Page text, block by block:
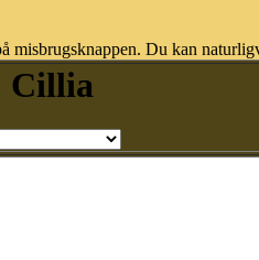
Du kan
Cillia